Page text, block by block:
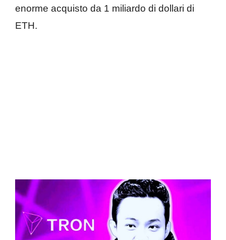
enorme acquisto da 1 miliardo di dollari di
ETH.